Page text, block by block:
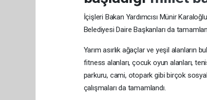
İçişleri Bakan Yardımcısı Münir
Belediyesi Daire Başkanları da
Yarım asırlık ağaçlar ve yeşil alanların
fitness alanları, çocuk oyun alanları,
parkuru, cami, otopark gibi birçok sosyal
çalışmaları da tamamlandı.